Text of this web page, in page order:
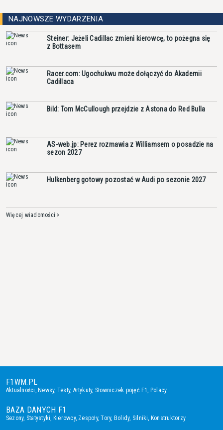
NAJNOWSZE WYDARZENIA
Steiner: Jeżeli Cadillac zmieni kierowcę, to pożegna się
z Bottasem
Racer.com: Ugochukwu może dołączyć do Akademii
Cadillaca
Bild: Tom McCullough przejdzie z Astona do Red Bulla
AS-web.jp: Perez rozmawia z Williamsem o posadzie na
sezon 2027
Hulkenberg gotowy pozostać w Audi po sezonie 2027
Więcej wiadomości >
F1WM.PL
Aktualności, Newsy, Testy, Artykuły, Słowniczek pojęć F1, Polacy
BAZA DANYCH F1
Sezony, Statystyki, Kierowcy, Zespoły,Tory, Bolidy, Silniki, Konstruktorzy